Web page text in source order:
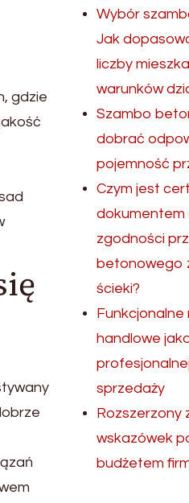
gdzie
Wybór
Jak
liczby
warunków
Szambo
dobrać
pojemność
Czym jest
dokumentem
zgodności
betonowego
ścieki?
Funkcjonalne
handlowe
sprzedaży
Rozszerzony
wskazówek
budżetem